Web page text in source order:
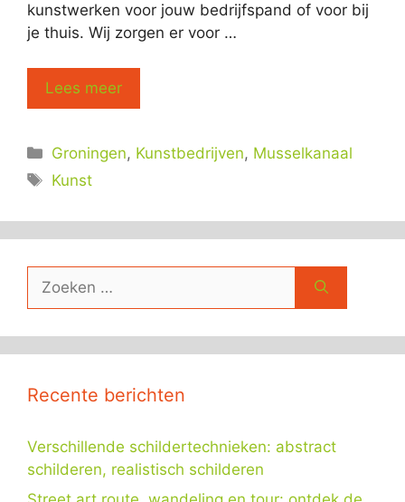
kunstwerken voor jouw bedrijfspand of voor bij
je thuis. Wij zorgen er voor …
Lees meer
Categorieën
Groningen, Kunstbedrijven, Musselkanaal
Tags
Kunst
naar:
Recente berichten
Verschillende schildertechnieken: abstract
schilderen, realistisch schilderen